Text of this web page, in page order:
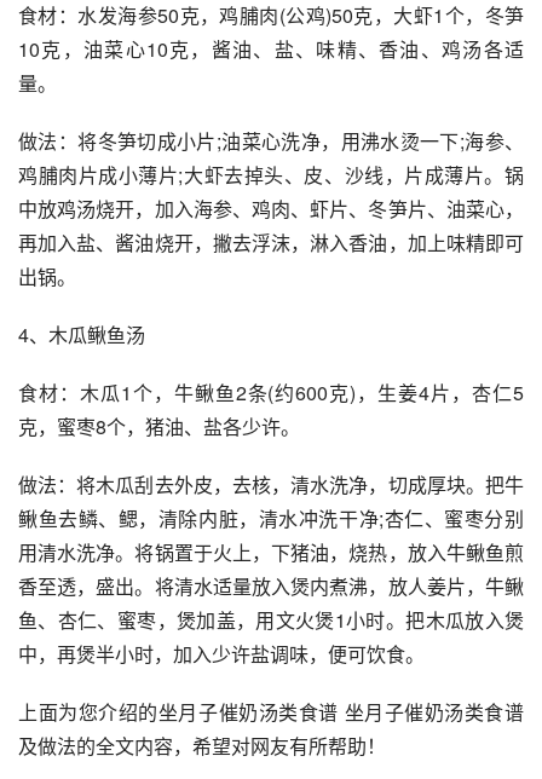
食材：水发海参50克，鸡脯肉(公鸡)50克，大虾1个，冬笋
10克，油菜心10克，酱油、盐、味精、香油、鸡汤各适
量。
做法：将冬笋切成小片;油菜心洗净，用沸水烫一下;海参、
鸡脯肉片成小薄片;大虾去掉头、皮、沙线，片成薄片。锅
中放鸡汤烧开，加入海参、鸡肉、虾片、冬笋片、油菜心，
再加入盐、酱油烧开，撇去浮沫，淋入香油，加上味精即可
出锅。
4、木瓜鳅鱼汤
食材：木瓜1个，牛鳅鱼2条(约600克)，生姜4片，杏仁5
克，蜜枣8个，猪油、盐各少许。
做法：将木瓜刮去外皮，去核，清水洗净，切成厚块。把牛
鳅鱼去鳞、鳃，清除内脏，清水冲洗干净;杏仁、蜜枣分别
用清水洗净。将锅置于火上，下猪油，烧热，放入牛鳅鱼煎
香至透，盛出。将清水适量放入煲内煮沸，放人姜片，牛鳅
鱼、杏仁、蜜枣，煲加盖，用文火煲1小时。把木瓜放入煲
中，再煲半小时，加入少许盐调味，便可饮食。
上面为您介绍的坐月子催奶汤类食谱 坐月子催奶汤类食谱
及做法的全文内容，希望对网友有所帮助！